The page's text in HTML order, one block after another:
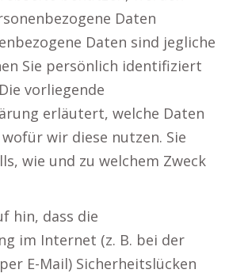
Daten
Daten sind jegliche
Sie persönlich identifiziert
vorliegende
erläutert, welche Daten
wir diese nutzen. Sie
wie und zu welchem Zweck
hin, dass die
im Internet (z. B. bei der
E-Mail) Sicherheitslücken